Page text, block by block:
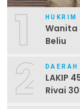
1 HUKRIM
Wanita
Beliu
2 DAERAH
LAKIP
Rivai